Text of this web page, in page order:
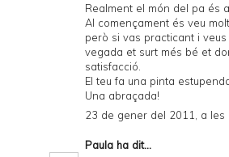
Realment el món del pa és
Al començament és veu
però si vas practicant i
vegada et surt més bé et
satisfacció.
El teu fa una pinta
Una abraçada!
23 de gener del 2011, a les
Paula ha dit...